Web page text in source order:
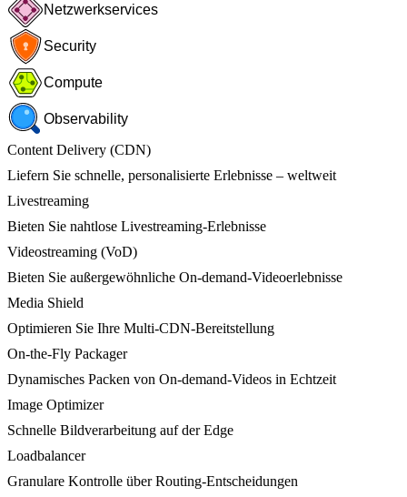
Netzwerkservices
Security
Compute
Observability
Content Delivery (CDN)
Liefern Sie schnelle, personalisierte Erlebnisse – weltweit
Livestreaming
Bieten Sie nahtlose Livestreaming-Erlebnisse
Videostreaming (VoD)
Bieten Sie außergewöhnliche On-demand-Videoerlebnisse
Media Shield
Optimieren Sie Ihre Multi-CDN-Bereitstellung
On-the-Fly Packager
Dynamisches Packen von On-demand-Videos in Echtzeit
Image Optimizer
Schnelle Bildverarbeitung auf der Edge
Loadbalancer
Granulare Kontrolle über Routing-Entscheidungen